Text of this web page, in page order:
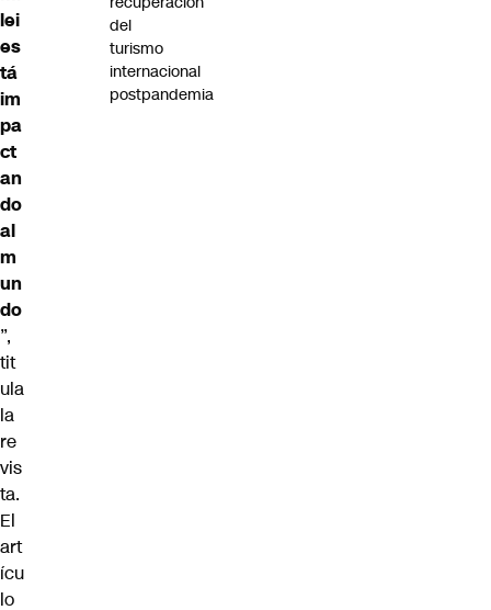
lei
es
tá
im
pa
ct
an
do
al
m
un
do
”,
tit
ula
la
re
vis
ta.
El
art
ícu
lo
del
turismo
internacional
postpandemia